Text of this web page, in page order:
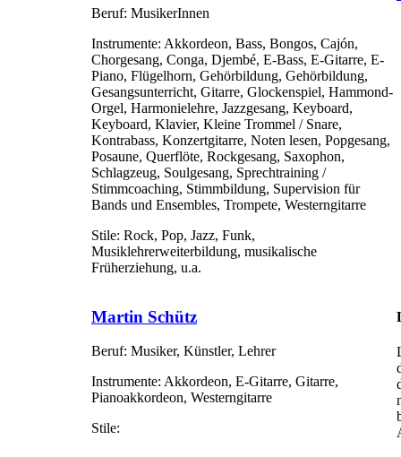
Beruf: MusikerInnen
Instrumente: Akkordeon, Bass, Bongos, Cajón,
Chorgesang, Conga, Djembé, E-Bass, E-Gitarre, E-
Piano, Flügelhorn, Gehörbildung, Gehörbildung,
Gesangsunterricht, Gitarre, Glockenspiel, Hammond-
Orgel, Harmonielehre, Jazzgesang, Keyboard,
Keyboard, Klavier, Kleine Trommel / Snare,
Kontrabass, Konzertgitarre, Noten lesen, Popgesang,
Posaune, Querflöte, Rockgesang, Saxophon,
Schlagzeug, Soulgesang, Sprechtraining /
Stimmcoaching, Stimmbildung, Supervision für
Bands und Ensembles, Trompete, Westerngitarre
Stile: Rock, Pop, Jazz, Funk,
Musiklehrerweiterbildung, musikalische
Früherziehung, u.a.
Martin Schütz
Beruf: Musiker, Künstler, Lehrer
Instrumente: Akkordeon, E-Gitarre, Gitarre,
Pianoakkordeon, Westerngitarre
Stile: